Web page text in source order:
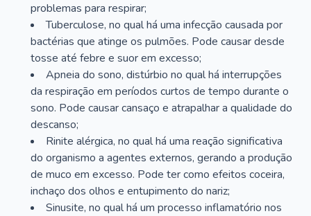
problemas para respirar;
Tuberculose, no qual há uma infecção causada por
bactérias que atinge os pulmões. Pode causar desde
tosse até febre e suor em excesso;
Apneia do sono, distúrbio no qual há interrupções
da respiração em períodos curtos de tempo durante o
sono. Pode causar cansaço e atrapalhar a qualidade do
descanso;
Rinite alérgica, no qual há uma reação significativa
do organismo a agentes externos, gerando a produção
de muco em excesso. Pode ter como efeitos coceira,
inchaço dos olhos e entupimento do nariz;
Sinusite, no qual há um processo inflamatório nos